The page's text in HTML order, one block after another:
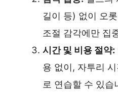
길이 등) 없이 오
조절 감각에만 집
시간 및 비용 절약:
용 없이, 자투리
로 연습할 수 있습